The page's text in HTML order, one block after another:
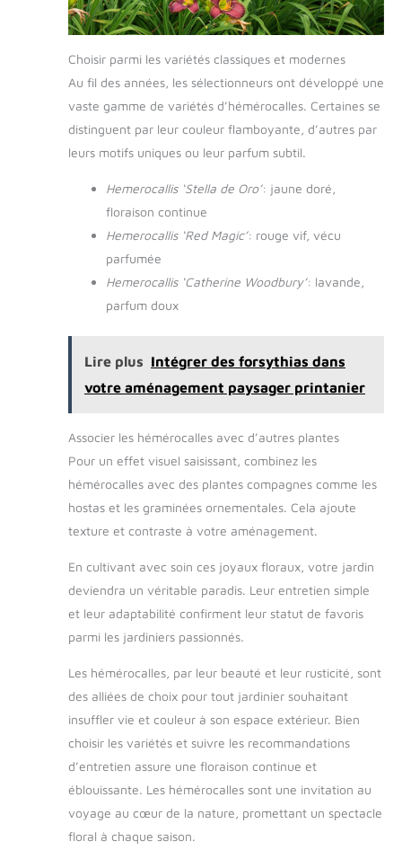
Choisir parmi les variétés classiques et modernes
Au fil des années, les sélectionneurs ont développé une
vaste gamme de variétés d’hémérocalles. Certaines se
distinguent par leur couleur flamboyante, d’autres par
leurs motifs uniques ou leur parfum subtil.
Hemerocallis ‘Stella de Oro’: jaune doré,
floraison continue
Hemerocallis ‘Red Magic’: rouge vif, vécu
parfumée
Hemerocallis ‘Catherine Woodbury’: lavande,
parfum doux
Lire plus Intégrer des forsythias dans
votre aménagement paysager printanier
Associer les hémérocalles avec d’autres plantes
Pour un effet visuel saisissant, combinez les
hémérocalles avec des plantes compagnes comme les
hostas et les graminées ornementales. Cela ajoute
texture et contraste à votre aménagement.
En cultivant avec soin ces joyaux floraux, votre jardin
deviendra un véritable paradis. Leur entretien simple
et leur adaptabilité confirment leur statut de favoris
parmi les jardiniers passionnés.
Les hémérocalles, par leur beauté et leur rusticité, sont
des alliées de choix pour tout jardinier souhaitant
insuffler vie et couleur à son espace extérieur. Bien
choisir les variétés et suivre les recommandations
d’entretien assure une floraison continue et
éblouissante. Les hémérocalles sont une invitation au
voyage au cœur de la nature, promettant un spectacle
floral à chaque saison.